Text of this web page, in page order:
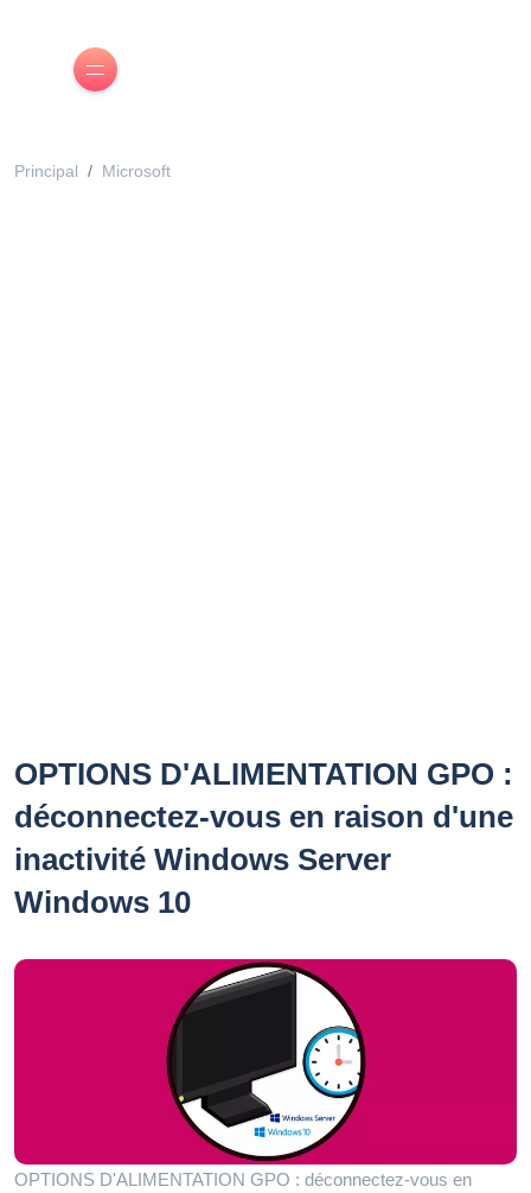
Principal Microsoft
OPTIONS D'ALIMENTATION GPO :
déconnectez-vous en raison d'une
inactivité Windows Server
Windows 10
OPTIONS D'ALIMENTATION GPO : déconnectez-vous en